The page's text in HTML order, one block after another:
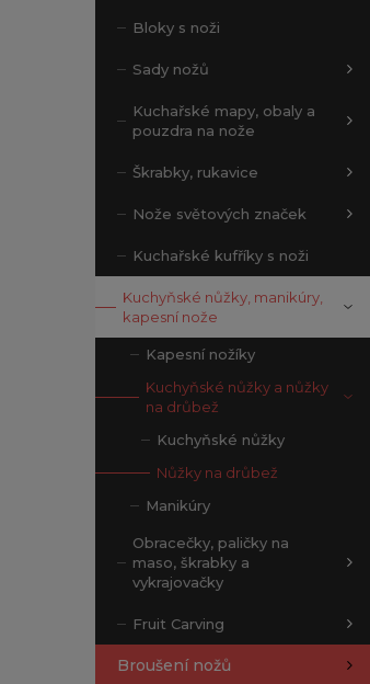
Bloky s noži
Sady nožů
Kuchařské mapy, obaly a
pouzdra na nože
Škrabky, rukavice
Nože světových značek
Kuchařské kufříky s noži
Kuchyňské nůžky, manikúry,
kapesní nože
Kapesní nožíky
Kuchyňské nůžky a nůžky
na drůbež
Kuchyňské nůžky
Nůžky na drůbež
Manikúry
Obracečky, paličky na
maso, škrabky a
vykrajovačky
Fruit Carving
Broušení nožů